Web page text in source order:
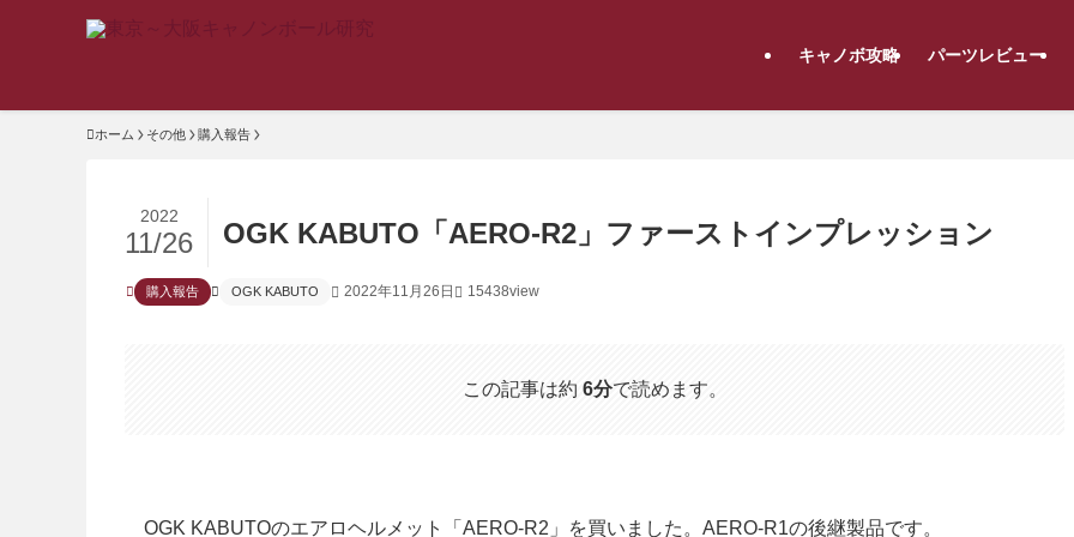
キャノボ攻略 パーツレビュー
ホーム その他 購入報告
OGK KABUTO「AERO-R2」ファーストインプレッション
2022
11/26
購入報告 OGK KABUTO 2022年11月26日 15438view
この記事は約 6分で読めます。
OGK KABUTOのエアロヘルメット「AERO-R2」を買いました。AERO-R1の後継製品です。